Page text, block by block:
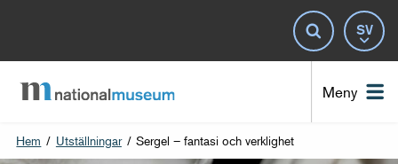
Meny
Sök
Hem / Utställningar / Sergel – fantasi och verklighet